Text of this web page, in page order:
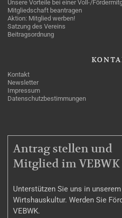
Unsere Vorteile bei einer Voll-/
Mitgliedschaft beantragen
Aktion: Mitglied werben!
Satzung des Vereins
Beitragsordnung
Kontakt
Newsletter
Impressum
Datenschutzbestimmungen
MITGLIEDSCHAFT
Antrag stellen und
Mitglied im
Unterstützen Sie uns in
Wirtshauskultur. Werden Sie
VEBWK.